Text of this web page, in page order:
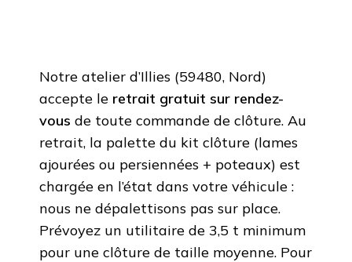
Notre atelier d’Illies (59480, Nord)
accepte le retrait gratuit sur rendez-
vous de toute commande de clôture. Au
retrait, la palette du kit clôture (lames
ajourées ou persiennées + poteaux) est
chargée en l’état dans votre véhicule :
nous ne dépalettisons pas sur place.
Prévoyez un utilitaire de 3,5 t minimum
pour une clôture de taille moyenne. Pour